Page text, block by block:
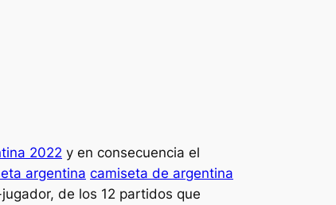
2022 y en consecuencia el
argentina camiseta de argentina
de los 12 partidos que